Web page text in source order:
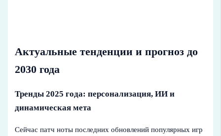
Актуальные тенденции и прогноз до
2030 года
Тренды 2025 года: персонализация, ИИ и
динамическая мета
Сейчас патч ноты последних обновлений популярных игр